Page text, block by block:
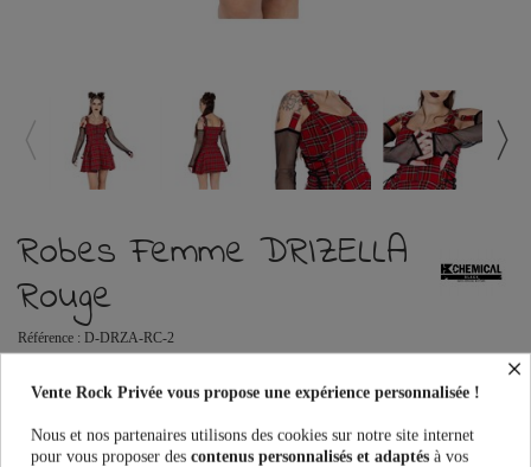
Robes Femme DRIZELLA
Rouge
Référence : D-DRZA-RC-2
Vente Rock Privée le spécialiste des accessoires Rock, Pinup, Rockabilly,
Ce produit n'est plus en stock
×
Vente Rock Privée vous propose une expérience personnalisée !
Nous et nos partenaires utilisons des cookies sur notre site internet
pour vous proposer des contenus personnalisés et adaptés à vos